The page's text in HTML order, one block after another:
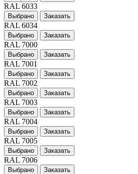
RAL 6033
Выбрано Заказать
RAL 6034
Выбрано Заказать
RAL 7000
Выбрано Заказать
RAL 7001
Выбрано Заказать
RAL 7002
Выбрано Заказать
RAL 7003
Выбрано Заказать
RAL 7004
Выбрано Заказать
RAL 7005
Выбрано Заказать
RAL 7006
Выбрано Заказать